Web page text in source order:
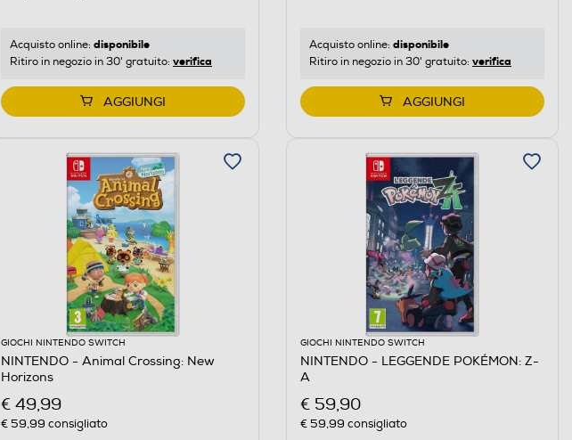
Acquisto online: disponibile
Ritiro in negozio in 30' gratuito: verifica
AGGIUNGI
Acquisto online: disponibile
Ritiro in negozio in 30' gratuito: verifica
AGGIUNGI
GIOCHI NINTENDO SWITCH
NINTENDO - Animal Crossing: New
Horizons
€ 49,99
€ 59,99 consigliato
GIOCHI NINTENDO SWITCH
NINTENDO - LEGGENDE POKÉMON: Z-
A
€ 59,90
€ 59,99 consigliato